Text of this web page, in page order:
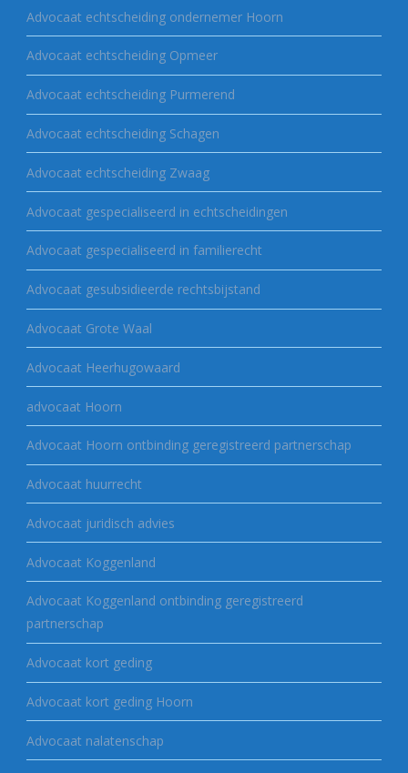
Advocaat echtscheiding ondernemer Hoorn
Advocaat echtscheiding Opmeer
Advocaat echtscheiding Purmerend
Advocaat echtscheiding Schagen
Advocaat echtscheiding Zwaag
Advocaat gespecialiseerd in echtscheidingen
Advocaat gespecialiseerd in familierecht
Advocaat gesubsidieerde rechtsbijstand
Advocaat Grote Waal
Advocaat Heerhugowaard
advocaat Hoorn
Advocaat Hoorn ontbinding geregistreerd partnerschap
Advocaat huurrecht
Advocaat juridisch advies
Advocaat Koggenland
Advocaat Koggenland ontbinding geregistreerd
partnerschap
Advocaat kort geding
Advocaat kort geding Hoorn
Advocaat nalatenschap